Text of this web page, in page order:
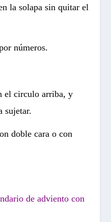
la solapa sin quitar el
números.
el circulo arriba, y
sujetar.
doble cara o con
de adviento con